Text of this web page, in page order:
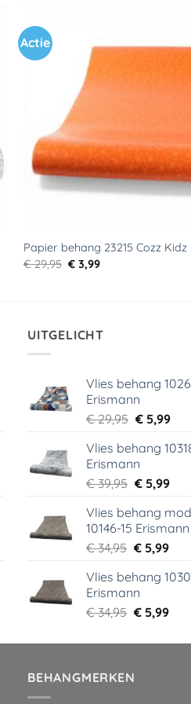
Actie
Papier behang 23215 Cozz Kidz
€29,95 Oorspronkelijke
prijs
€ 3,99Huidige
UITGELICHT
Vlies behang
Erismann
€29,95
was:
€ 29,95.
€5,99
is:
Vlies behang
Erismann
€39,95
was:
€ 39,95.
€5,99
is:
€
Vlies behang
10146-15 Erismann
€34,95
was:
€ 34,95.
€5,99
is:
Vlies behang
Erismann
€34,95
was:
€5,99
is:
BEHANGMERKEN